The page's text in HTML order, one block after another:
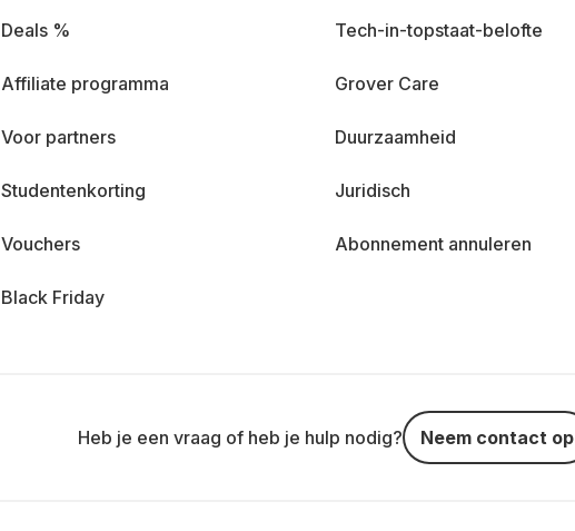
Deals %
Affiliate programma
Voor partners
Studentenkorting
Vouchers
Black Friday
Tech-in-topstaat-belofte
Grover Care
Duurzaamheid
Juridisch
Abonnement annuleren
Heb je een vraag of heb je hulp nodig? Neem contact op